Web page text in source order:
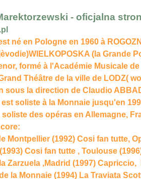
- oficjalna
né en Pologne en 1960 à
(la Grande
formé à l'Académie Musicale de
Théâtre de la ville de LODZ(
sous la direction de Claudio
soliste à la Monnaie jusqu'en
soliste des opéras en Allemagne,
Montpellier (1992) Cosi fan tutte,
Cosi fan tutte , Toulouse
Zarzuela ,Madrid (1997) Capriccio,
la Monnaie (1994) La Traviata